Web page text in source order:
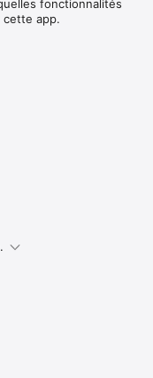
de-la-boutique-
fonctionnalités
cette app.